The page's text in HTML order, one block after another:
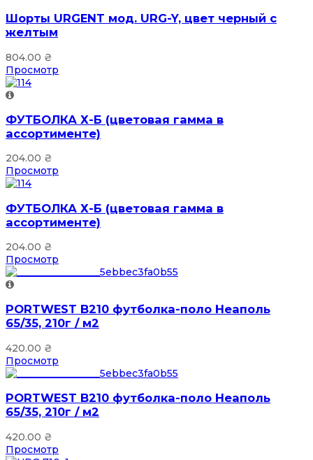
Шорты URGENT мод. URG-Y, цвет черный с
желтым
804.00 ₴
Просмотр
ФУТБОЛКА Х-Б (цветовая гамма в
ассортименте)
204.00 ₴
Просмотр
ФУТБОЛКА Х-Б (цветовая гамма в
ассортименте)
204.00 ₴
Просмотр
PORTWEST B210 футболка-поло Неаполь
65/35, 210г / м2
420.00 ₴
Просмотр
PORTWEST B210 футболка-поло Неаполь
65/35, 210г / м2
420.00 ₴
Просмотр